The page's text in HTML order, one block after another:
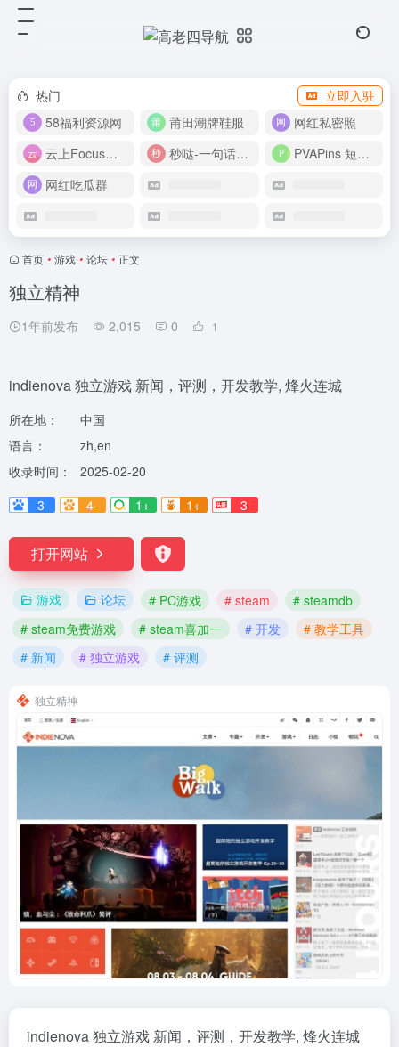
热门
立即入驻
58福利资源网
莆田潮牌鞋服
网红私密照
云上Focus接码平台
秒哒-一句话做应用
PVAPins 短信接码平台
网红吃瓜群
首页 • 游戏 • 论坛 • 正文
独立精神
1年前发布 2,015 0 1
indienova 独立游戏 新闻，评测，开发教学, 烽火连城
所在地：
中国
语言：
zh,en
收录时间：
2025-02-20
3
4- 1+ 1+ 3
打开网站
游戏 论坛 # PC游戏 # steam
# steamdb
# steam免费游戏
# steam喜加一 # 开发
# 教学工具
# 新闻
# 独立游戏 # 评测
独立精神
indienova 独立游戏 新闻，评测，开发教学, 烽火连城